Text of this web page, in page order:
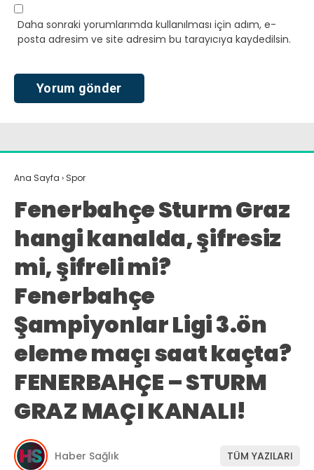
Daha sonraki yorumlarımda kullanılması için adım, e-
posta adresim ve site adresim bu tarayıcıya kaydedilsin.
Ana Sayfa › Spor
Fenerbahçe Sturm Graz
hangi kanalda, şifresiz
mi, şifreli mi?
Fenerbahçe
Şampiyonlar Ligi 3.ön
eleme maçı saat kaçta?
FENERBAHÇE – STURM
GRAZ MAÇI KANALI!
Haber Sağlık TÜM YAZILARI